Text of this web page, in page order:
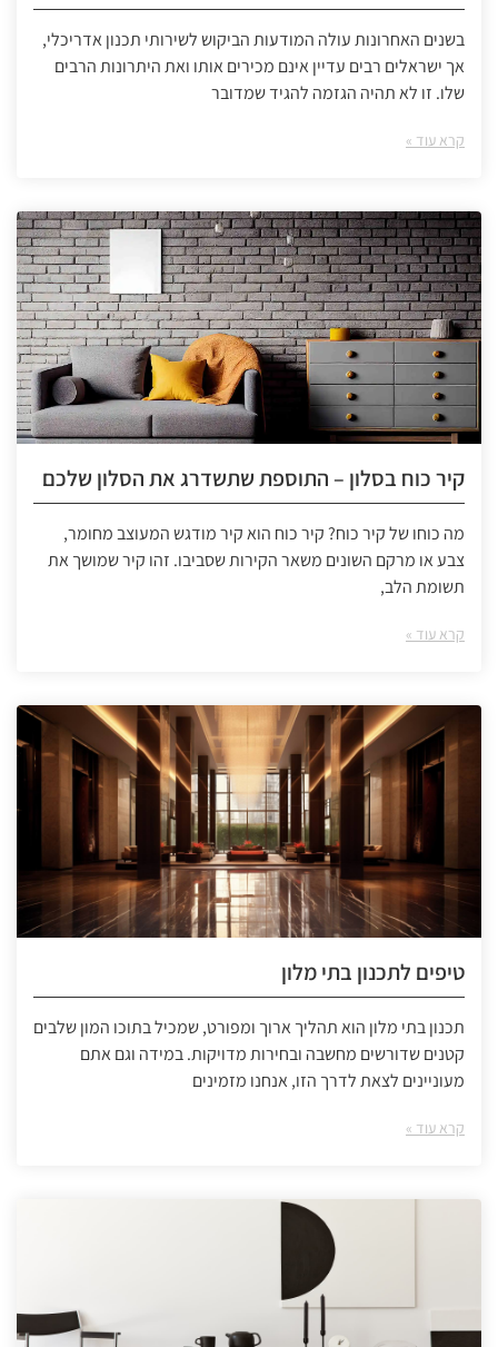
בשנים האחרונות עולה המודעות הביקוש לשירותי תכנון אדריכלי,
אך ישראלים רבים עדיין אינם מכירים אותו ואת היתרונות הרבים
שלו. זו לא תהיה הגזמה להגיד שמדובר
קרא עוד »
קיר כוח בסלון – התוספת שתשדרג את הסלון שלכם
מה כוחו של קיר כוח? קיר כוח הוא קיר מודגש המעוצב מחומר,
צבע או מרקם השונים משאר הקירות שסביבו. זהו קיר שמושך את
תשומת הלב,
קרא עוד »
טיפים לתכנון בתי מלון
תכנון בתי מלון הוא תהליך ארוך ומפורט, שמכיל בתוכו המון שלבים
קטנים שדורשים מחשבה ובחירות מדויקות. במידה וגם אתם
מעוניינים לצאת לדרך הזו, אנחנו מזמינים
קרא עוד »